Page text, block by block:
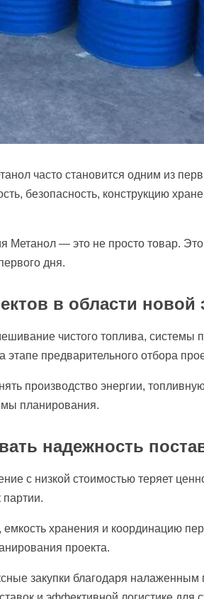
часто становится одним из
безопасность, конструкцию
Метанол — это не просто товар.
дня.
в области новой
чистого топлива, системы
этапе предварительного отбора
производство энергии,
планирования.
надежность
с низкой стоимостью теряет
партии.
хранения и координацию
проекта.
закупки благодаря